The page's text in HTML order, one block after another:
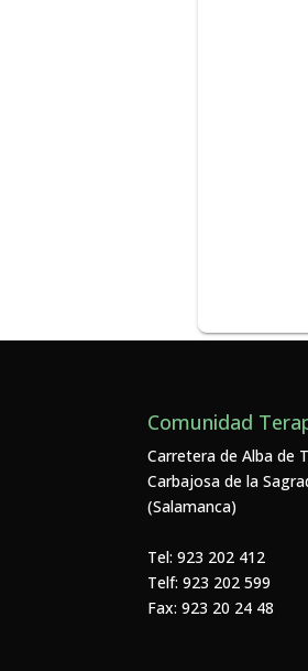
Comunidad
Carretera de Alba de
Carbajosa de la
(Salamanca)
Tel:923 202 412
Telf:923 202 599
Fax:923 20 24 48